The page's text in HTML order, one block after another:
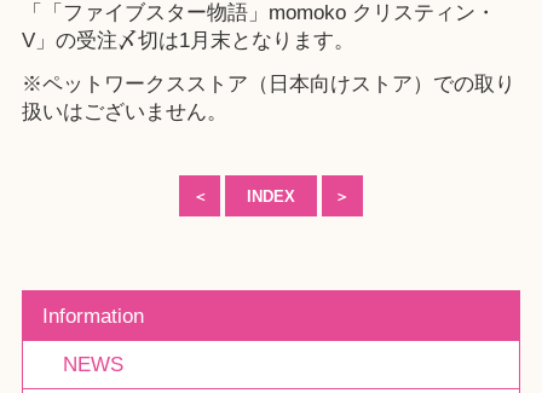
「「ファイブスター物語」 momoko クリスティン・
V」の受注〆切は1月末となります。
※ペットワークスストア（日本向けストア）での取り
扱いはございません。
＜ INDEX ＞
Information
NEWS